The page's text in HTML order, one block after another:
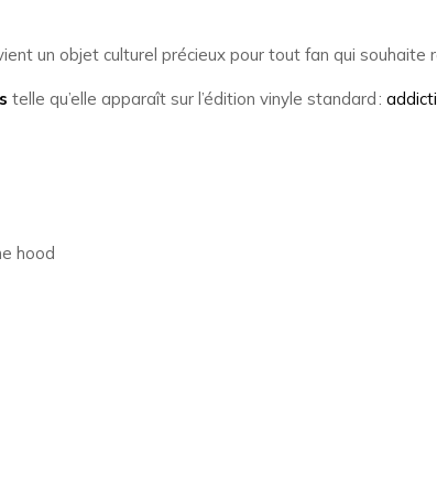
un objet culturel précieux pour tout fan qui
telle qu’elle apparaît sur l’édition vinyle standard :
hood